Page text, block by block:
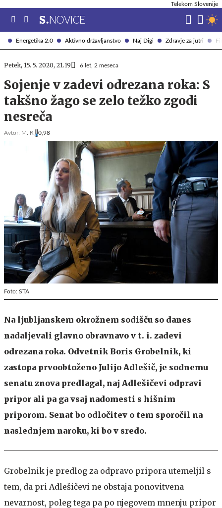
Energetika 2.0 Aktivno državljanstvo Naj Digi Zdravje za jutri
Telekom Slovenije
Petek, 15. 5. 2020, 21.19 6 let, 2 meseca
Sojenje v zadevi odrezana roka: S
takšno žago se zelo težko zgodi
nesreča
Avtor: M. R. 0,98
Foto: STA
Na ljubljanskem okrožnem sodišču so danes
nadaljevali glavno obravnavo v t. i. zadevi
odrezana roka. Odvetnik Boris Grobelnik, ki
zastopa prvoobtoženo Julijo Adlešič, je sodnemu
senatu znova predlagal, naj Adlešičevi odpravi
pripor ali pa ga vsaj nadomesti s hišnim
priporom. Senat bo odločitev o tem sporočil na
naslednjem naroku, ki bo v sredo.
Grobelnik je predlog za odpravo pripora utemeljil s
tem, da pri Adlešičevi ne obstaja ponovitvena
nevarnost, poleg tega pa po njegovem mnenju pripor